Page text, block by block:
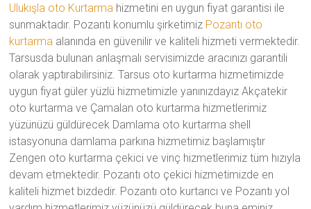
Ulukışla oto Kurtarma hizmetini en uygun fiyat garantisi ile
sunmaktadır. Pozantı konumlu şirketimiz Pozantı oto
kurtarma alanında en güvenilir ve kaliteli hizmeti vermektedir.
Tarsusda bulunan anlaşmalı servisimizde aracınızı garantili
olarak yaptırabilirsiniz. Tarsus oto kurtarma hizmetimizde
uygun fiyat güler yüzlü hizmetimizle yanınızdayız Akçatekir
oto kurtarma ve Çamalan oto kurtarma hizmetlerimiz
yüzünüzü güldürecek Damlama oto kurtarma shell
istasyonuna damlama parkına hizmetimiz başlamıştır
Zengen oto kurtarma çekici ve vinç hizmetlerimiz tüm hızıyla
devam etmektedir. Pozantı oto çekici hizmetimizde en
kaliteli hizmet bizdedir. Pozantı oto kurtarıcı ve Pozantı yol